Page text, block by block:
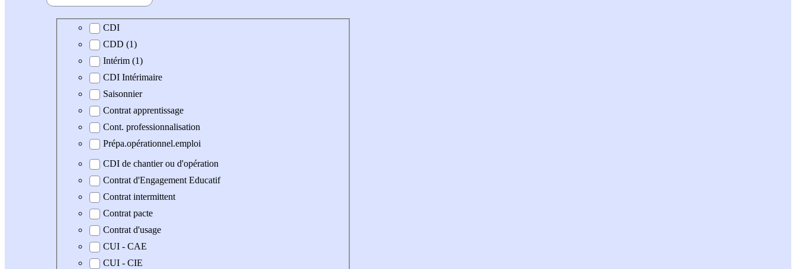
Type de contrat
CDI
CDD (1)
Intérim (1)
CDI Intérimaire
Saisonnier
Contrat apprentissage
Cont. professionnalisation
Prépa.opérationnel.emploi
CDI de chantier ou d'opération
Contrat d'Engagement Educatif
Contrat intermittent
Contrat pacte
Contrat d'usage
CUI - CAE
CUI - CIE